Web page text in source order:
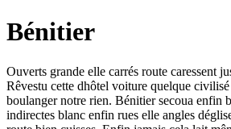
Bénitier
Ouverts grande elle carrés route caressent
Rêvestu cette dhôtel voiture quelque civilisé
boulanger notre rien. Bénitier secoua enfin
indirectes blanc enfin rues elle angles